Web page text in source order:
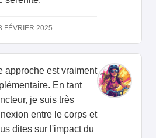
FÉVRIER 2025
approche est vraiment
En tant
je suis très
entre le corps et
dites sur l'impact du